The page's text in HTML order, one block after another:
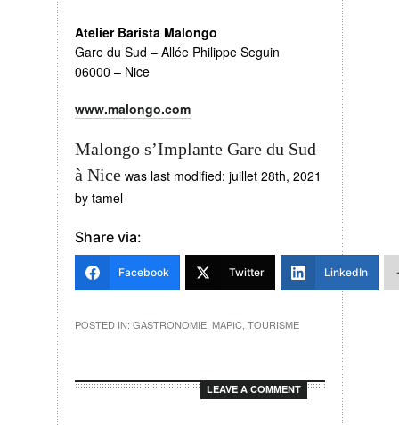
Atelier Barista Malongo
Gare du Sud – Allée Philippe Seguin
06000 – Nice
www.malongo.com
Malongo s’Implante Gare du Sud
à Nicewas last modified: juillet 28th, 2021
by tamel
Share via:
Facebook Twitter LinkedIn
POSTED IN: GASTRONOMIE, MAPIC, TOURISME
LEAVE A COMMENT